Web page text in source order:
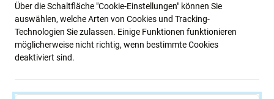
Neuigkeiten.
Abonnieren
Über die Schaltfläche "Cookie-Einstellungen" können Sie
auswählen, welche Arten von Cookies und Tracking-
Technologien Sie zulassen. Einige Funktionen funktionieren
möglicherweise nicht richtig, wenn bestimmte Cookies
deaktiviert sind.